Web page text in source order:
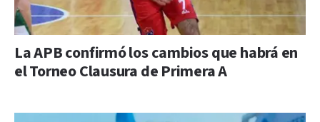
La APB confirmó los cambios que habrá en
el Torneo Clausura de Primera A